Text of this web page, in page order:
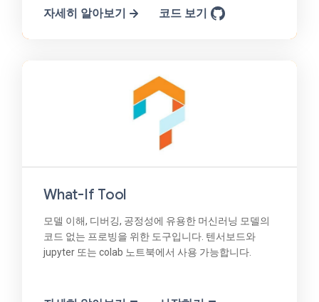
자세히 알아보기 코드 보기
What-If Tool
모델 이해, 디버깅, 공정성에 유용한 머신러닝 모델의
코드 없는 프로빙을 위한 도구입니다. 텐서보드와
jupyter 또는 colab 노트북에서 사용 가능합니다.